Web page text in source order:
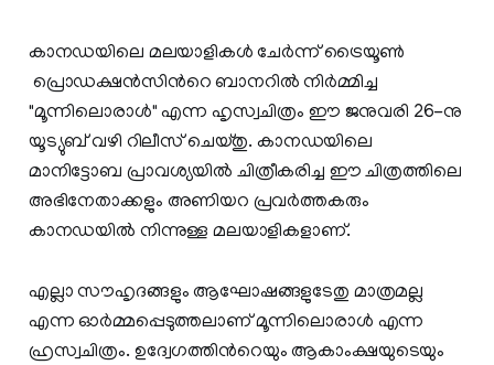
കാനഡയിലെ മലയാളികള്‍ ചേര്‍ന്ന് ട്രൈയൂണ്‍
പ്രൊഡക്ഷന്‍സിന്‍റെ ബാനറില്‍ നിര്‍മ്മിച്ച
"മൂന്നിലൊരാള്‍" എന്ന ഹൃസ്വചിത്രം ഈ ജനുവരി 26-നു
യൂട്യുബ് വഴി റിലീസ് ചെയ്തു. കാനഡയിലെ
മാനിട്ടോബ പ്രാവശ്യയില്‍ ചിത്രീകരിച്ച ഈ ചിത്രത്തിലെ
അഭിനേതാക്കളും അണിയറ പ്രവര്‍ത്തകരും
കാനഡയില്‍ നിന്നുള്ള മലയാളികളാണ്.
എല്ലാ സൗഹൃദങ്ങളും ആഘോഷങ്ങളുടേതു മാത്രമല്ല
എന്ന ഓര്‍മ്മപ്പെടുത്തലാണ് മൂന്നിലൊരാള്‍ എന്ന
ഹ്രസ്വചിത്രം. ഉദ്വേഗത്തിന്‍റെയും ആകാംക്ഷയുടെയും